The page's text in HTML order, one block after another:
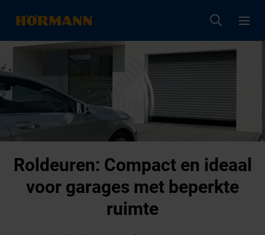
Roldeuren: Compact en ideaal
voor garages met beperkte
ruimte